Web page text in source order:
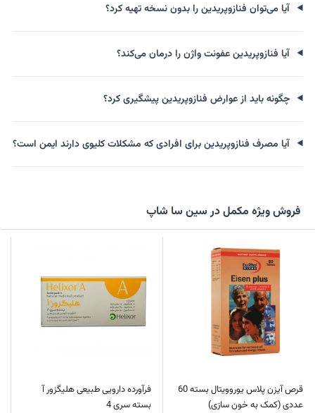
آیا می‌توان فنازوپریدین را بدون نسخه تهیه کرد؟
آیا فنازوپریدین عفونت واژن را درمان می‌کند؟
چگونه باید از عوارض فنازوپریدین پیشگیری کرد؟
آیا مصرف فنازوپریدین برای افرادی که مشکلات کلیوی دارند ایمن است؟
فروش ویژه مکمل در سین سا شاپ
قرص آیزن پلاس یوروویتال بسته 60
عددی (کمک به خون سازی)
فرآورده دارویی طبیعی هلیگزور آ
بسته سری 4